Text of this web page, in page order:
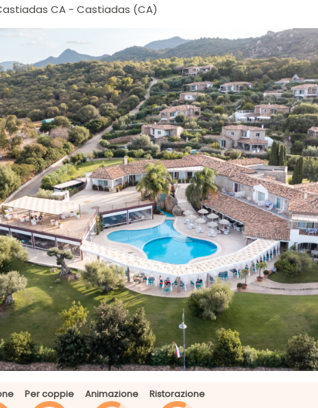
CA - Castiadas (CA)
Per coppie Animazione Ristorazione